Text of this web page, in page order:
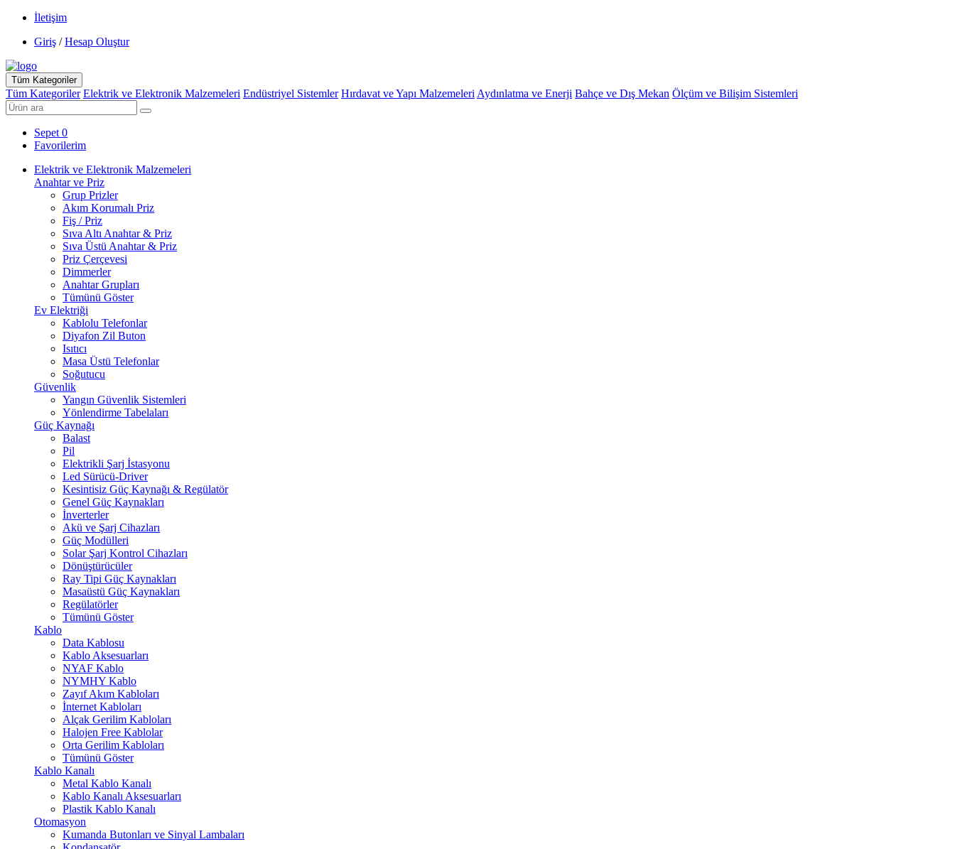
İletişim
Giriş / Hesap Oluştur
Tüm Kategoriler
Tüm Kategoriler Elektrik ve Elektronik Malzemeleri Endüstriyel Sistemler Hırdavat ve Yapı Malzemeleri Aydınlatma ve Enerji Bahçe ve Dış Mekan Ölçüm ve Bilişim Sistemleri
Sepet 0
Favorilerim
Elektrik ve Elektronik Malzemeleri
Anahtar ve Priz
Grup Prizler
Akım Korumalı Priz
Fiş / Priz
Sıva Altı Anahtar & Priz
Sıva Üstü Anahtar & Priz
Priz Çerçevesi
Dimmerler
Anahtar Grupları
Tümünü Göster
Ev Elektriği
Kablolu Telefonlar
Diyafon Zil Buton
Isıtıcı
Masa Üstü Telefonlar
Soğutucu
Güvenlik
Yangın Güvenlik Sistemleri
Yönlendirme Tabelaları
Güç Kaynağı
Balast
Pil
Elektrikli Şarj İstasyonu
Led Sürücü-Driver
Kesintisiz Güç Kaynağı & Regülatör
Genel Güç Kaynakları
İnverterler
Akü ve Şarj Cihazları
Güç Modülleri
Solar Şarj Kontrol Cihazları
Dönüştürücüler
Ray Tipi Güç Kaynakları
Masaüstü Güç Kaynakları
Regülatörler
Tümünü Göster
Kablo
Data Kablosu
Kablo Aksesuarları
NYAF Kablo
NYMHY Kablo
Zayıf Akım Kabloları
İnternet Kabloları
Alçak Gerilim Kabloları
Halojen Free Kablolar
Orta Gerilim Kabloları
Tümünü Göster
Kablo Kanalı
Metal Kablo Kanalı
Kablo Kanalı Aksesuarları
Plastik Kablo Kanalı
Otomasyon
Kumanda Butonları ve Sinyal Lambaları